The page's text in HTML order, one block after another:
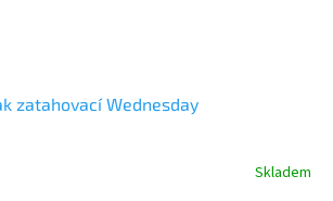
zatahovací Wednesday
Skladem